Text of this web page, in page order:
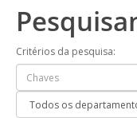
Critérios da pesquisa: